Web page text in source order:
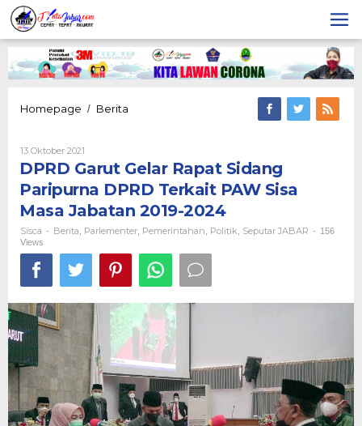
Lewati
ke
konten
Homepage / Berita
Sidang
DPRD
Terkait
Sisa
Masa
Jabatan
2019-
13 Oktober 2021
DPRD Garut Gelar Rapat Sidang
Paripurna DPRD Terkait PAW Sisa
Masa Jabatan 2019-2024
Sisca - Berita Parlementer Pemerintahan Politik Seputar JABAR - 156
Views